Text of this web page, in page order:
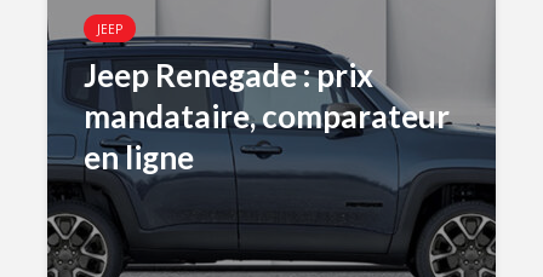
JEEP
Jeep Renegade : prix
mandataire, comparateur
en ligne